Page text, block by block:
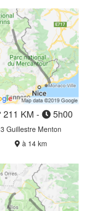
211 KM - 5h00
3 Guillestre Menton
à 14 km